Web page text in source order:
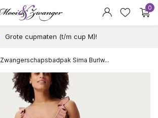
0
Grote cupmaten (t/m cup M)!
Zwangerschapsbadpak Sima Burlw...